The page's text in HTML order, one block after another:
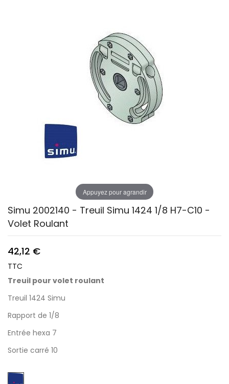
Appuyez pour agrandir
Simu 2002140 - Treuil Simu 1424 1/8 H7-C10 -
Volet Roulant
42,12 €
TTC
Treuil pour volet roulant
Treuil 1424 Simu
Rapport de 1/8
Entrée hexa 7
Sortie carré 10